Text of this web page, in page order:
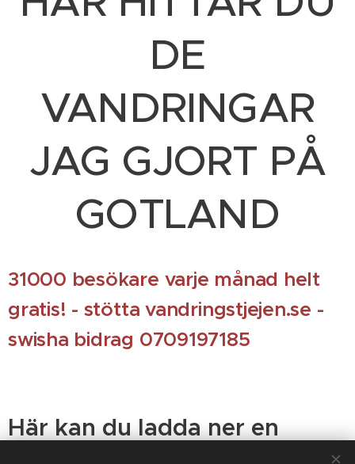
DE
VANDRINGAR
JAG GJORT PÅ
GOTLAND
31000 besökare varje månad helt
gratis! - stötta vandringstjejen.se -
swisha bidrag 0709197185
Här kan du ladda ner en